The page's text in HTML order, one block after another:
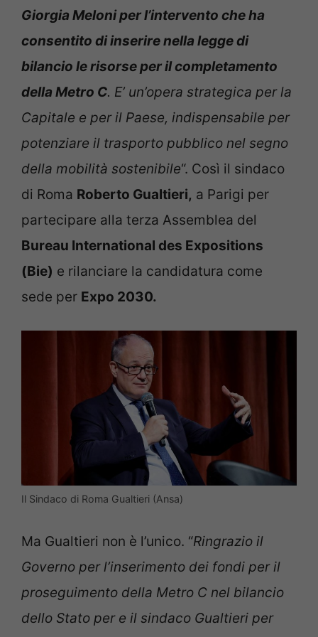
Giorgia Meloni per l’intervento che ha
consentito di inserire nella legge di
bilancio le risorse per il completamento
della Metro C. E’ un’opera strategica per la
Capitale e per il Paese, indispensabile per
potenziare il trasporto pubblico nel segno
della mobilità sostenibile“. Così il sindaco
di Roma Roberto Gualtieri, a Parigi per
partecipare alla terza Assemblea del
Bureau International des Expositions
(Bie) e rilanciare la candidatura come
sede per Expo 2030.
Il Sindaco di Roma Gualtieri (Ansa)
Ma Gualtieri non è l’unico. “Ringrazio il
Governo per l’inserimento dei fondi per il
proseguimento della Metro C nel bilancio
dello Stato per e il sindaco Gualtieri per